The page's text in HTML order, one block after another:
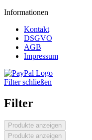
Informationen
Kontakt
DSGVO
AGB
Impressum
Filter schließen
Filter
Produkte anzeigen
Produkte anzeigen